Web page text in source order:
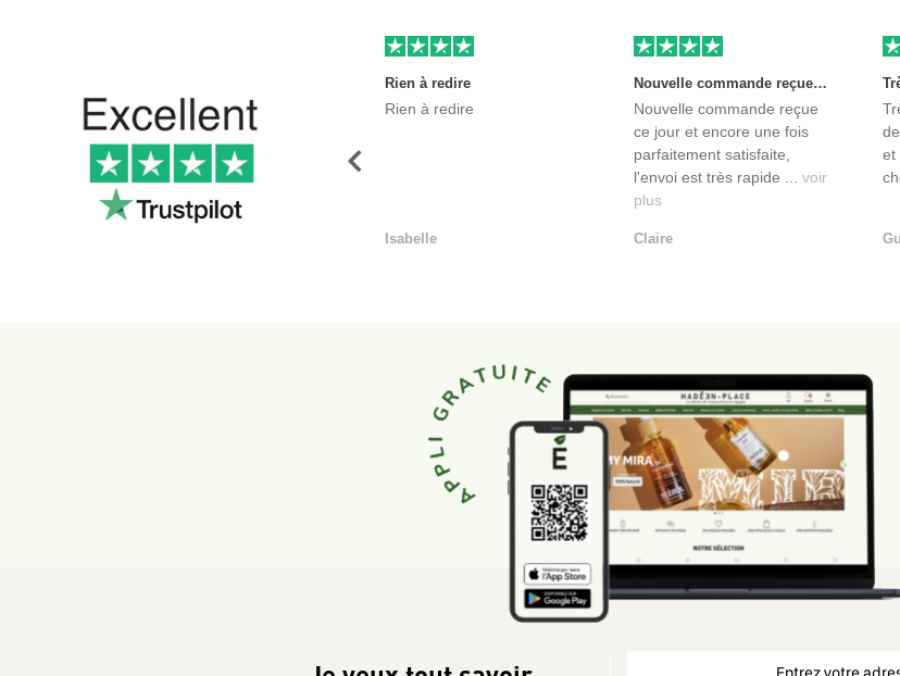
Rien à redire
Rien à redire
Isabelle
Nouvelle commande reçue ce jour et encore une fois parfaitement satisfaite, l'envoi est très rapide et les produits sont toujours conditionnés de manière personnalisés. L'avantage de commander auprès de créateurs indépendants.
Nouvelle commande reçue
ce jour et encore une fois
parfaitement satisfaite,
l'envoi est très rapide ... voir
plus
Claire
et
Précédent